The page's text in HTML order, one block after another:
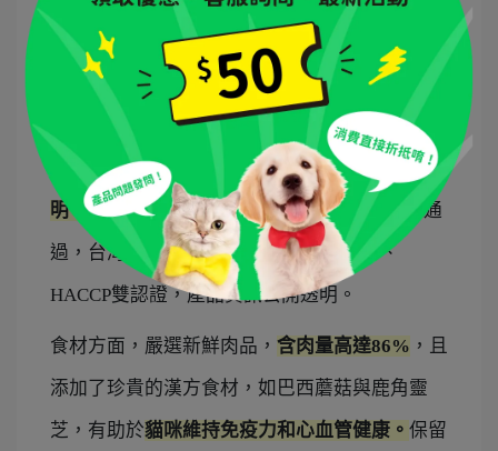
｜天然貓泥條推薦
若您對於挑選貓咪食品仍然沒有頭緒，不妨試試
看 iPaw 的滋養食貓咪肉泥條 ，產品成分標示透
明、不含人工膠、增稠劑等，產品經SGS認證通
過，台灣製造、工廠管理通過ISO 22000、
HACCP雙認證，產品資訊公開透明。
食材方面，嚴選新鮮肉品， 含肉量高達86% ，且
添加了珍貴的漢方食材， 如巴西蘑菇與鹿角靈
芝，有助於貓咪維持免疫力和心血管健康。 保留